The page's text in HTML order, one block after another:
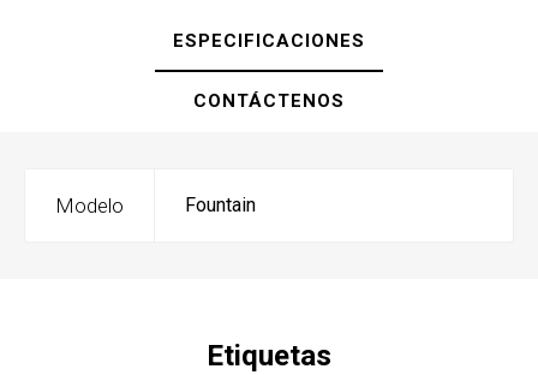
ESPECIFICACIONES
CONTÁCTENOS
Modelo Fountain
Etiquetas